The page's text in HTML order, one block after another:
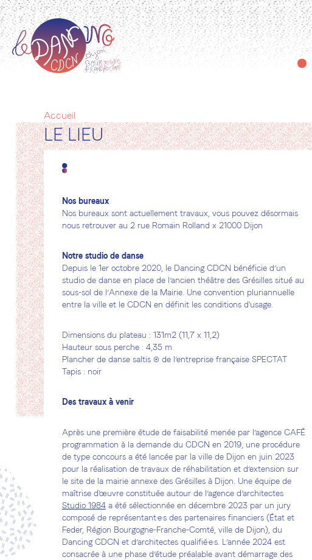
Aller
au
contenu
principal
Fil
d'Ariane
Accueil
LE LIEU
Nos bureaux
Nos bureaux sont actuellement travaux, vous pouvez désormais
nous retrouver au 2 rue Romain Rolland x 21000 Dijon
Notre studio de danse
Depuis le 1er octobre 2020, le Dancing CDCN bénéficie d’un
studio de danse en place de l’ancien théâtre des Grésilles situé au
sous-sol de l’Annexe de la Mairie. Une convention pluriannuelle
entre la ville et le CDCN en définit les conditions d'usage.
Dimensions du plateau : 131m2 (11,7 x 11,2)
Hauteur sous perche : 4,35 m
Plancher de danse saltis ® de l’entreprise française SPECTAT
Tapis : noir
Des travaux à venir
Après une première étude de faisabilité menée par l’agence CAFÉ
programmation à la demande du CDCN en 2019, une procédure
de type concours a été lancée par la ville de Dijon en juin 2023
pour la réalisation de travaux de réhabilitation et d’extension sur
le site de la mairie annexe des Grésilles à Dijon. Une équipe de
maîtrise d'œuvre constituée autour de l’agence d’architectes
Studio 1984 a été sélectionnée en décembre 2023 par un jury
composé de représentant·e·s des partenaires financiers (État et
Feder, Région Bourgogne-Franche-Comté, ville de Dijon), du
Dancing CDCN et d’architectes qualifié·e·s. L’année 2024 est
consacrée à une phase d’étude préalable avant démarrage des